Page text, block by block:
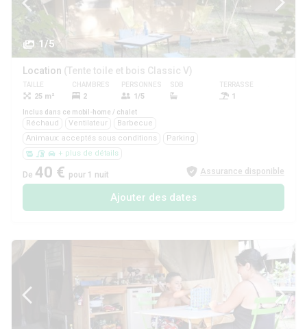
1/5
Location (Tente toile et bois Classic V)
TAILLE
25 m²
CHAMBRES
2
PERSONNES
1/5
SDB TERRASSE
1
Inclus dans ce mobil-home / chalet
Réchaud Ventilateur
Barbecue
Animaux: acceptés sous conditions
Parking
+ plus de détails
De 40 € pour 1 nuit Assurance disponible
Ajouter des dates